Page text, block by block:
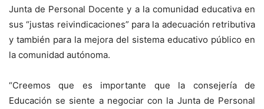
Junta de Personal Docente y a la comunidad educativa en
sus “justas reivindicaciones” para la adecuación retributiva
y también para la mejora del sistema educativo público en
la comunidad autónoma.
“Creemos que es importante que la consejería de
Educación se siente a negociar con la Junta de Personal